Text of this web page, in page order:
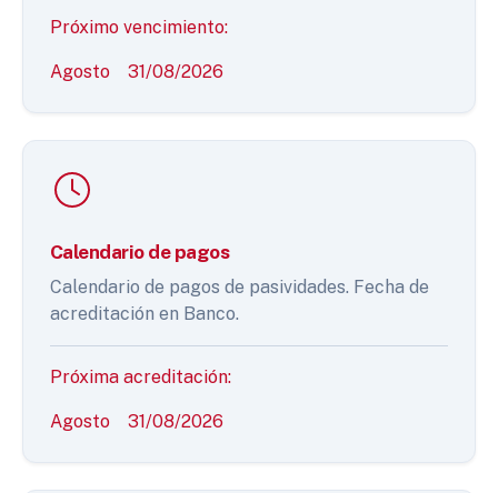
Próximo vencimiento:
Agosto 31/08/2026
Calendario de pagos
Calendario de pagos de pasividades. Fecha de
acreditación en Banco.
Próxima acreditación:
Agosto 31/08/2026